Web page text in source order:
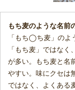
もち麦のような名前
「もち◯ち麦」のよ
「もち麦」ではな
が多い。もち麦と名
やすい。味にクセは
ではなく、よくある